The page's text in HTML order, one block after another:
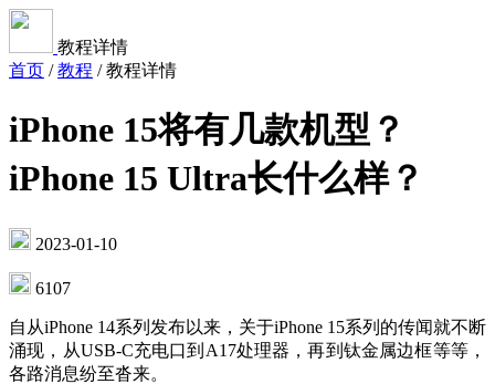
教程详情
首页 / 教程 / 教程详情
iPhone 15将有几款机型？
iPhone 15 Ultra长什么样？
2023-01-10
6107
自从iPhone 14系列发布以来，关于iPhone 15系列的传闻就不断
涌现，从USB-C充电口到A17处理器，再到钛金属边框等等，
各路消息纷至沓来。